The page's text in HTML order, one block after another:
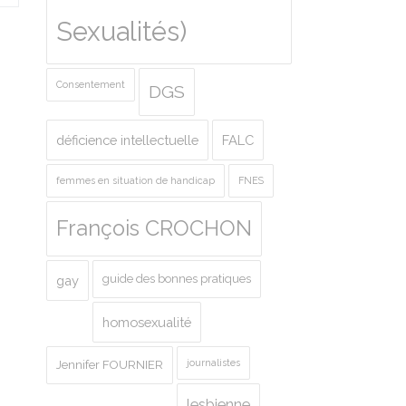
Sexualités)
Consentement DGS
déficience intellectuelle FALC
femmes en situation de handicap FNES
François CROCHON
gay guide des bonnes pratiques
homosexualité
Jennifer FOURNIER journalistes